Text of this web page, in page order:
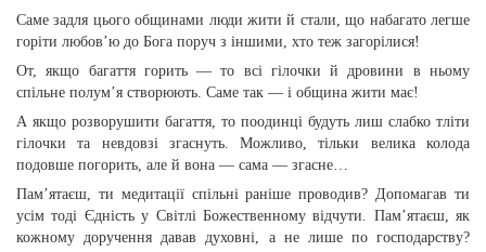
Саме задля цього общинами люди жити й стали, що набагато легше
горіти любов’ю до Бога поруч з іншими, хто теж загорілися!
От, якщо багаття горить — то всі гілочки й дровини в ньому
спільне полум’я створюють. Саме так — і община жити має!
А якщо розворушити багаття, то поодинці будуть лиш слабко тліти
гілочки та невдовзі згаснуть. Можливо, тільки велика колода
подовше погорить, але й вона — сама — згасне…
Пам’ятаєш, ти медитації спільні раніше проводив? Допомагав ти
усім тоді Єдність у Світлі Божественному відчути. Пам’ятаєш, як
кожному доручення давав духовні, а не лише по господарству?